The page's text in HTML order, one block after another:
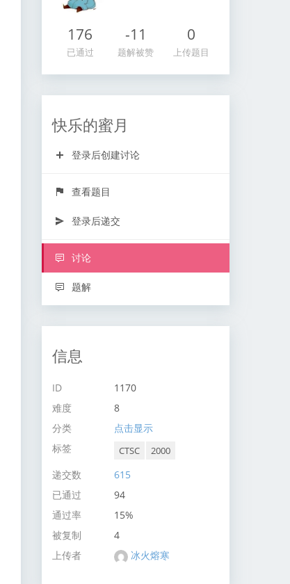
176
已通过
-11
题解被赞
0
上传题目
快乐的蜜月
登录后创建讨论
查看题目
登录后递交
讨论
题解
信息
ID
1170
难度
8
分类
点击显示
标签
CTSC 2000
递交数
615
已通过
94
通过率
15%
被复制
4
上传者
冰火熔寒